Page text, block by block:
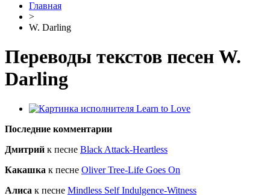
Главная
>
W. Darling
Переводы текстов песен W.
Darling
Learn to Love
Последние комментарии
Дмитрий к песне Black Attack-Heartless
Какашка к песне Oliver Tree-Life Goes On
Алиса к песне Mindless Self Indulgence-Witness